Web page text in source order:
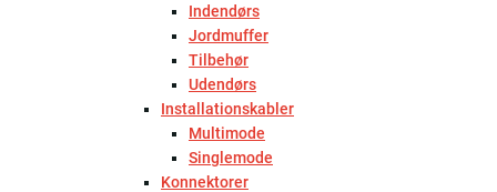
Indendørs
Jordmuffer
Tilbehør
Udendørs
Installationskabler
Multimode
Singlemode
Konnektorer